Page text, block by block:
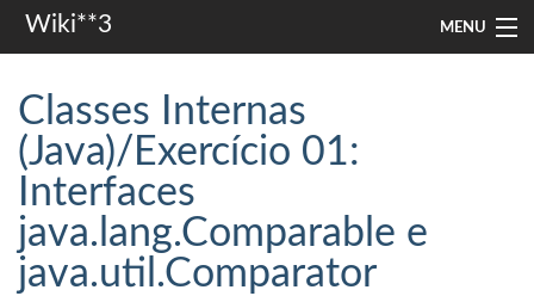
Wiki**3 MENU
aulas
investigação
misc
Classes Internas
(Java)/Exercício 01:
Interfaces
java.lang.Comparable e
java.util.Comparator